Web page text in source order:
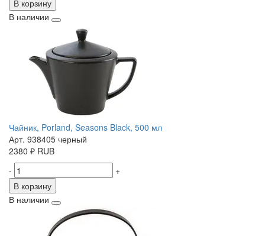
В корзину
В наличии
Чайник, Porland, Seasons Black, 500 мл
Арт. 938405 черный
2380 ₽ RUB
-
+
В корзину
В наличии